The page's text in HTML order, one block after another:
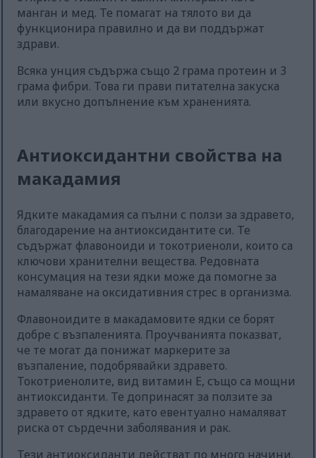
манган и мед. Те помагат на тялото ви да
функционира правилно и да ви поддържат
здрави.
Всяка унция съдържа също 2 грама протеин и 3
грама фибри. Това ги прави питателна закуска
или вкусно допълнение към храненията.
Антиоксидантни свойства на
макадамия
Ядките макадамия са пълни с ползи за здравето,
благодарение на антиоксидантите си. Те
съдържат флавоноиди и токотриеноли, които са
ключови хранителни вещества. Редовната
консумация на тези ядки може да помогне за
намаляване на оксидативния стрес в организма.
Флавоноидите в макадамовите ядки се борят
добре с възпаленията. Проучванията показват,
че те могат да понижат маркерите за
възпаление, подобрявайки здравето.
Токотриенолите, вид витамин Е, също са мощни
антиоксиданти. Те допринасят за ползите за
здравето от ядките, като евентуално намаляват
риска от сърдечни заболявания и рак.
Тези антиоксиданти действат по много начини.